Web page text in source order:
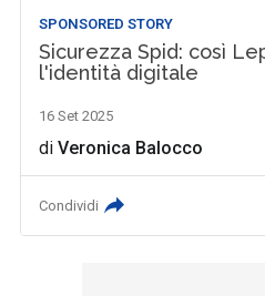
SPONSORED STORY
Sicurezza Spid: così
l'identità digitale
16 Set 2025
diVeronica Balocco
Condividi